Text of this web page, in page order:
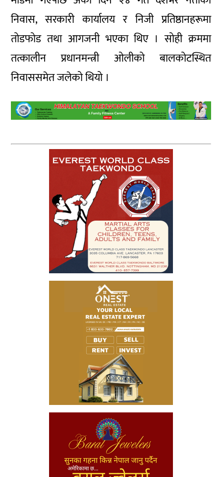
निवास, सरकारी कार्यालय र निजी प्रतिष्ठानहरूमा
तोडफोड तथा आगजनी भएका थिए । सोही क्रममा
तत्कालीन प्रधानमन्त्री ओलीको बालकोटस्थित
निवाससमेत जलेको थियो ।